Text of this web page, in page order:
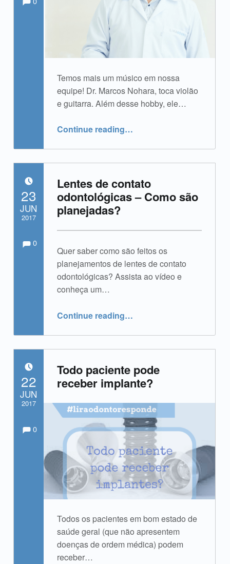
Temos mais um músico em nossa
equipe! Dr. Marcos Nohara, toca violão
e guitarra. Além desse hobby, ele…
Continue reading…
Lentes de contato
odontológicas – Como são
planejadas?
Quer saber como são feitos os
planejamentos de lentes de contato
odontológicas? Assista ao vídeo e
conheça um…
Continue reading“Lentes de contato odontológicas – Como são planejadas?”
…
POSTED ON:
23
JUN
2017
Written by: Comments:
0
Todo paciente pode
receber implante?
Todos os pacientes em bom estado de
saúde geral (que não apresentem
doenças de ordem médica) podem
receber…
22
JUN
2017
Written by: Comments:
0